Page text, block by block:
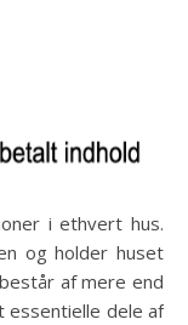
og holder huset
af mere end
essentielle dele af